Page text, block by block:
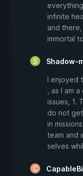
infinite
and
immortal
Shadow-
I enjoyed
, as I am
issues, 1.
do not
in
team and
selves